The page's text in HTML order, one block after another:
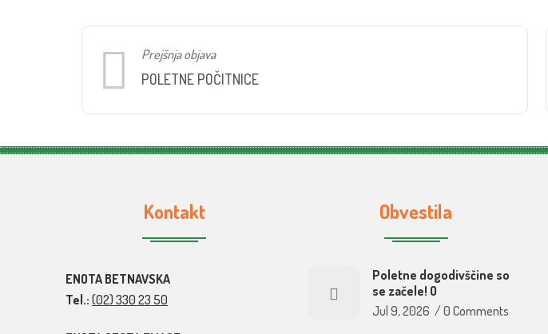
Prejšnja objava
POLETNE POČITNICE
Kontakt
ENOTA BETNAVSKA
Tel.: (02) 330 23 50
Obvestila
Poletne dogodivščine so
se začele! O
Jul 9, 2026 /0 Comments